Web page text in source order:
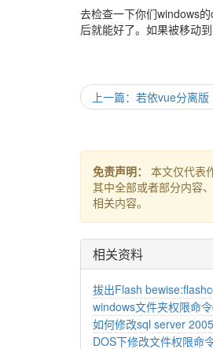
去检查一下你们windows
后就能好了。如果被移动
上一篇：若依vue分离
免责声明：
本文仅代表
其中全部或者部分内容
相关内容。
相关资料
拔出Flash
windows文件夹权限命
如何修改sql server
DOS下修改文件权限命